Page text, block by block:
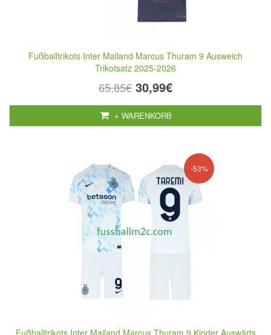
Fußballtrikots Inter Mailand Marcus Thuram 9 Ausweich
Trikotsatz 2025-2026
65,85€ 30,99€
+ WARENKORB
-53%
Fußballtrikots Inter Mailand Marcus Thuram 9 Kinder Auswärts